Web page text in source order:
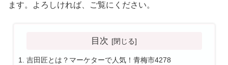
ます。よろしければ、ご覧にください。
目次
吉田匠とは？マーケターで人気！青梅市4278